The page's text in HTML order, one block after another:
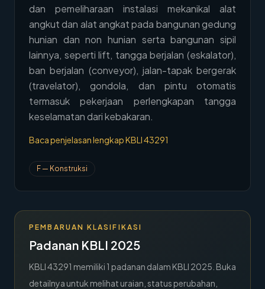
Penawaran
Blog
Hubungi Kami
Member Area
dan pemeliharaan instalasi mekanikal alat
angkut dan alat angkat pada bangunan gedung
hunian dan non hunian serta bangunan sipil
lainnya, seperti lift, tangga berjalan (eskalator),
ban berjalan (conveyor), jalan-tapak bergerak
(travelator), gondola, dan pintu otomatis
termasuk pekerjaan perlengkapan tangga
keselamatan dari kebakaran.
Baca penjelasan lengkap KBLI43291
F— Konstruksi
PEMBARUAN KLASIFIKASI
Padanan KBLI 2025
KBLI43291 memiliki 1 padanan dalam KBLI 2025. Buka
detailnya untuk melihat uraian, status perubahan,